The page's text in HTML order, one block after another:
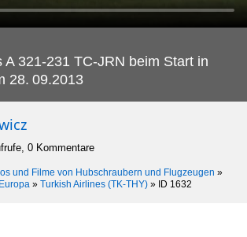
A 321-231 TC-JRN beim Start in
28. 09.2013
0 Kommentare
und Filme von Hubschraubern und Flugzeugen »
Europa » Turkish Airlines (TK-THY) » ID 1632